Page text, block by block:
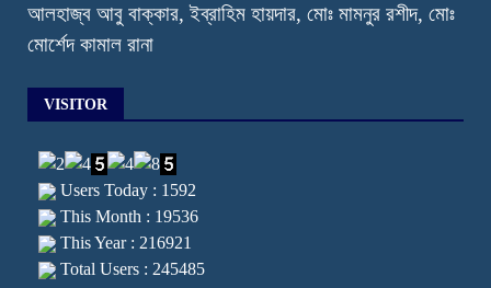
আলহাজ্ব আবু বাক্কার, ইব্রাহিম হায়দার, মোঃ মামনুর রশীদ, মোঃ
মোর্শেদ কামাল রানা
VISITOR
Users Today : 1592
This Month : 19536
This Year : 216921
Total Users : 245485